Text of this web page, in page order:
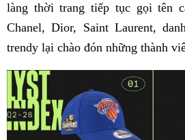
làng thời trang tiếp tục gọi tên
Chanel, Dior, Saint Laurent,
trendy lại chào đón những thành